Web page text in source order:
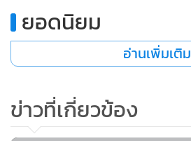
ยอดนิยม
อ่านเพิ่มเติม
ข่าวที่เกี่ยวข้อง